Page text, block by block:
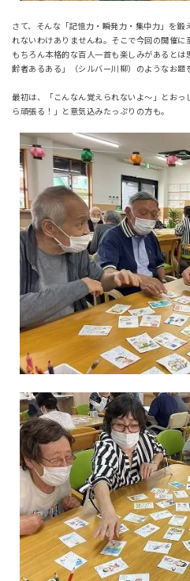
さて、そんな「記憶力・瞬発力・集中力」を
れないわけありませんね。そこで今回の開催に
もちろん本格的な百人一首も楽しみがあると
齢者あるある」（シルバー川柳）のようなお題
最初は、「こんなん覚えられないよ～」とお
ら頑張る！」と意気込みたっぷりの方も。